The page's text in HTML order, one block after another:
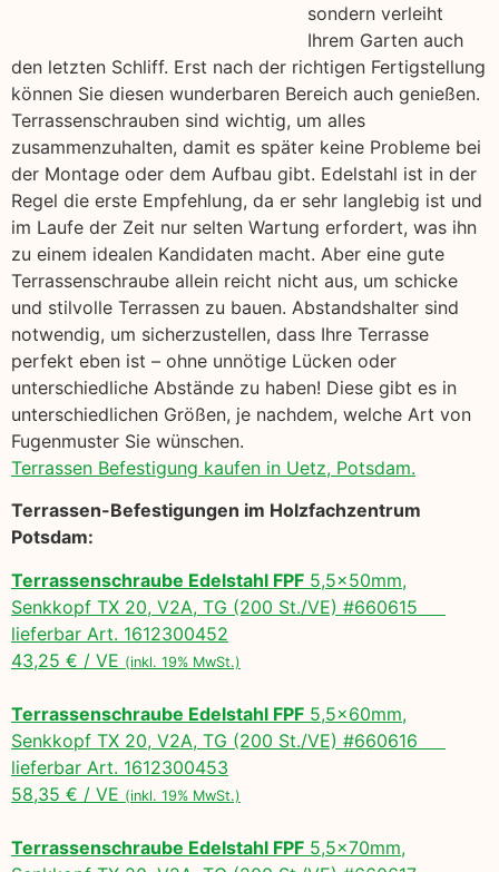
sondern verleiht
Ihrem Garten auch
den letzten Schliff. Erst nach der richtigen Fertigstellung
können Sie diesen wunderbaren Bereich auch genießen.
Terrassenschrauben sind wichtig, um alles
zusammenzuhalten, damit es später keine Probleme bei
der Montage oder dem Aufbau gibt. Edelstahl ist in der
Regel die erste Empfehlung, da er sehr langlebig ist und
im Laufe der Zeit nur selten Wartung erfordert, was ihn
zu einem idealen Kandidaten macht. Aber eine gute
Terrassenschraube allein reicht nicht aus, um schicke
und stilvolle Terrassen zu bauen. Abstandshalter sind
notwendig, um sicherzustellen, dass Ihre Terrasse
perfekt eben ist – ohne unnötige Lücken oder
unterschiedliche Abstände zu haben! Diese gibt es in
unterschiedlichen Größen, je nachdem, welche Art von
Fugenmuster Sie wünschen.
Terrassen Befestigung kaufen in Uetz, Potsdam.
Terrassen-Befestigungen im Holzfachzentrum
Potsdam:
Terrassenschraube Edelstahl FPF 5,5x50mm,
Senkkopf TX 20, V2A, TG (200 St./VE) #660615
lieferbar Art. 1612300452
43,25 € / VE (inkl. 19% MwSt.)
Terrassenschraube Edelstahl FPF 5,5x60mm,
Senkkopf TX 20, V2A, TG (200 St./VE) #660616
lieferbar Art. 1612300453
58,35 € / VE (inkl. 19% MwSt.)
Terrassenschraube Edelstahl FPF 5,5x70mm,